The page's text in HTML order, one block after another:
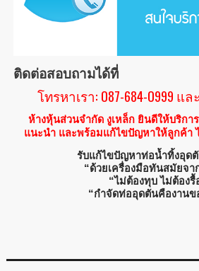
ติดต่อสอบถามได้ที่
โทรหาเรา: 087-684-0999 แล
ห้างหุ้นส่วนจำกัด งูเหล็ก ยินดีให้บริกา
แนะนำ และพร้อมแก้ไขปัญหาให้ลูกค้า
รับแก้ไขปัญหาท่อน้ำทิ้งอุด
“ด้วยเครื่องมือทันสมัยจา
“ไม่ต้องทุบ ไม่ต้องรื้
“กำจัดท่ออุดตันคืองานข